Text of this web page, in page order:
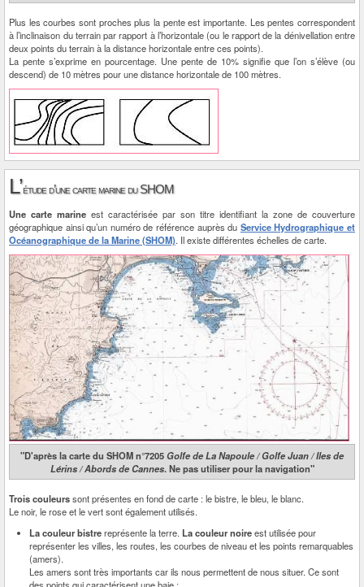
Plus les courbes sont proches plus la pente est importante. Les pentes correspondent
à l’inclinaison du terrain par rapport à l’horizontale (ou le rapport de la dénivellation entre
deux points du terrain à la distance horizontale entre ces points).
La pente s’exprime en pourcentage. Une pente de 10% signifie que l’on s’élève (ou
descend) de 10 mètres pour une distance horizontale de 100 mètres.
L’étude d’une carte marine du SHOM
Une carte marine est caractérisée par son titre identifiant la zone de couverture
géographique ainsi qu’un numéro de référence auprès du Service Hydrographique et
Océanographique de la Marine (SHOM). Il existe différentes échelles de carte.
"D'après la carte du SHOM n°7205Golfe de La Napoule / Golfe Juan / Iles de
Lérins / Abords de Cannes. Ne pas utiliser pour la navigation"
Trois couleurssont présentes en fond de carte : le bistre, le bleu, le blanc.
Le noir, le rose et le vert sont également utilisés.
La couleur bistrereprésente la terre. La couleur noireest utilisée pour
représenter les villes, les routes, les courbes de niveau et les points remarquables
(amers).
Les amers sont très importants car ils nous permettent de nous situer. Ce sont